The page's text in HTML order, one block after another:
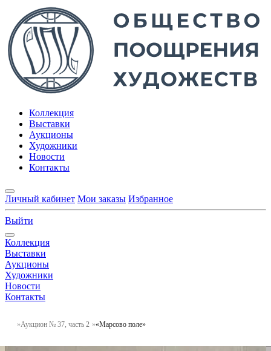
Коллекция
Выставки
Аукционы
Художники
Новости
Контакты
Личный кабинет Мои заказы Избранное
Выйти
Коллекция
Выставки
Аукционы
Художники
Новости
Контакты
Аукцион № 37, часть 2 «Марсово поле»